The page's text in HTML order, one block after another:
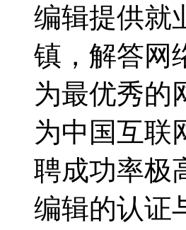
编辑提供就
镇，解答网
为最优秀的
为中国互联
聘成功率极
编辑的认证